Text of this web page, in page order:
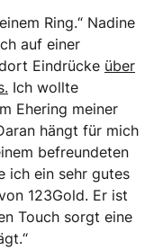
Ring.“ Nadine
auf einer
Eindrücke über
Ich wollte
Ehering meiner
hängt für mich
befreundeten
ich ein sehr gutes
123Gold. Er ist
Touch sorgt eine